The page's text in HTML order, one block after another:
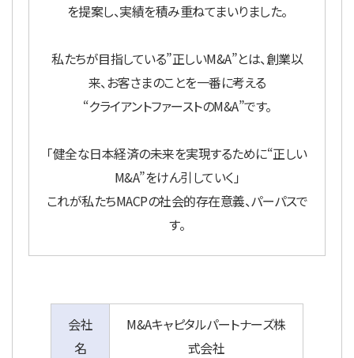
を提案し、実績を積み重ねてまいりました。
私たちが目指している”正しいM&A”とは、創業以
来、お客さまのことを一番に考える
“クライアントファーストのM&A”です。
「健全な日本経済の未来を実現するために“正しい
M&A”をけん引していく」
これが私たちMACPの社会的存在意義、パーパスで
す。
会社
名
M&Aキャピタルパートナーズ株
式会社